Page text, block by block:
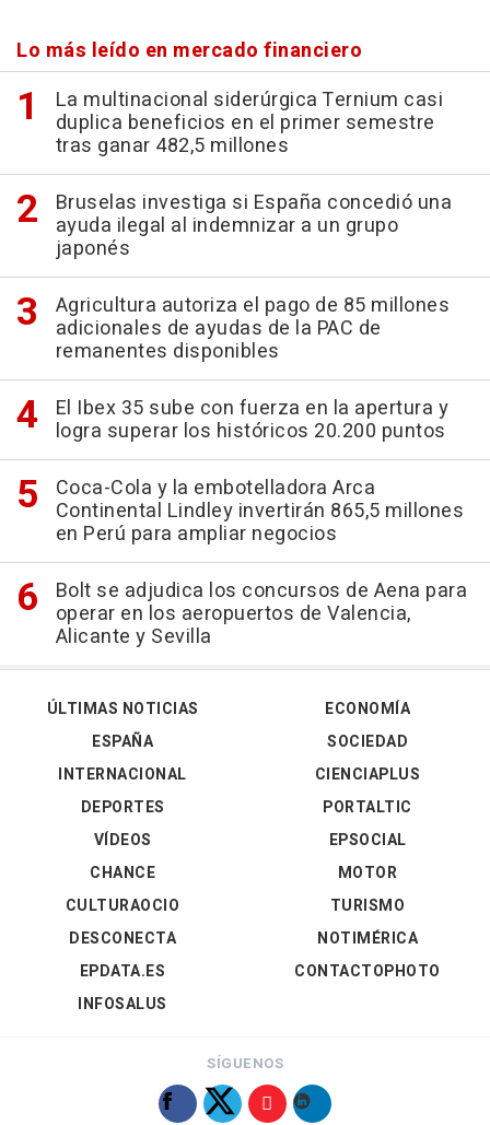
Lo más leído en mercado financiero
La multinacional siderúrgica Ternium casi
duplica beneficios en el primer semestre
tras ganar 482,5 millones
Bruselas investiga si España concedió una
ayuda ilegal al indemnizar a un grupo
japonés
Agricultura autoriza el pago de 85 millones
adicionales de ayudas de la PAC de
remanentes disponibles
El Ibex 35 sube con fuerza en la apertura y
logra superar los históricos 20.200 puntos
Coca-Cola y la embotelladora Arca
Continental Lindley invertirán 865,5 millones
en Perú para ampliar negocios
Bolt se adjudica los concursos de Aena para
operar en los aeropuertos de Valencia,
Alicante y Sevilla
ÚLTIMAS NOTICIAS
ESPAÑA
INTERNACIONAL
DEPORTES
VÍDEOS
ECONOMÍA
SOCIEDAD
CIENCIAPLUS
PORTALTIC
EPSOCIAL
CHANCE
CULTURAOCIO
DESCONECTA
EPDATA.ES
INFOSALUS
MOTOR
TURISMO
NOTIMÉRICA
CONTACTOPHOTO
SÍGUENOS